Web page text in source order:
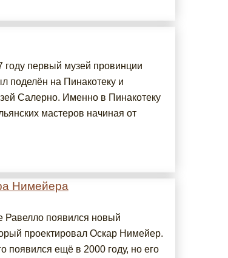
первый музей провинции
поделён на Пинакотеку и
Салерно. Именно в Пинакотеку
мастеров начиная от
Нимейера
Равелло появился новый
проектировал Оскар Нимейер.
появился ещё в 2000 году, но его